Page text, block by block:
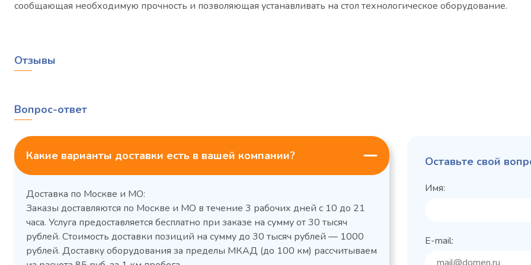
сообщающая необходимую прочность и позволяющая устанавливать на стол технологическое оборудование.
Холодильный шкаф Polair
Холодильный стол Polair
Холодильный
Отзывы
Вопрос-ответ
Какие варианты доставки есть в вашей компании?
Доставка по Москве и МО:
Заказы доставляются по Москве и МО в течение 3 рабочих дней с 10 до 21
часа. Услуга предоставляется бесплатно при заказе на сумму от 30 тысяч
рублей. Стоимость доставки позиций на сумму до 30 тысяч рублей — 1000
рублей. Доставку оборудования за пределы МКАД (до 100 км) рассчитываем
Оставьте свой
Имя:
E-mail: